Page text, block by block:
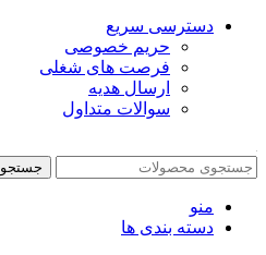
دسترسی سریع
حریم خصوصی
فرصت های شغلی
ارسال هدیه
سوالات متداول
جستجو
منو
دسته بندی ها